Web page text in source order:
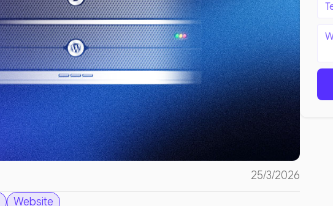
25/3/2026
Website